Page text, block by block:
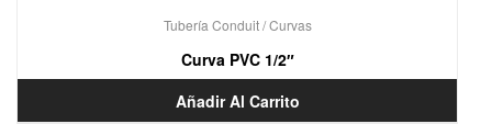
Tubería Conduit / Curvas
Curva PVC 1/2″
Añadir Al Carrito